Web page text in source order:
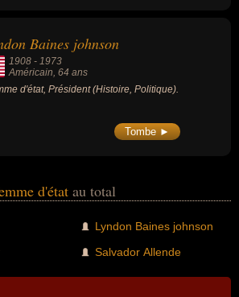
Baines johnson
1908 - 1973
Américain , 64 ans
d'état, Président (Histoire, Politique).
Tombe ►
d'état au total
Lyndon Baines johnson
Salvador Allende